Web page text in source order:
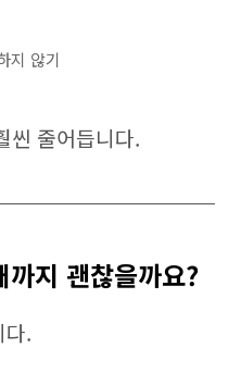
지 않기
씬 줄어듭니다.
지 괜찮을까요?
다.